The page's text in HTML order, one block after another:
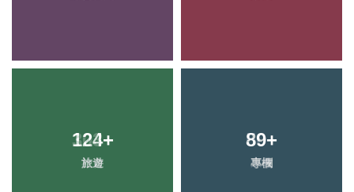
124+
旅遊
89+
專欄